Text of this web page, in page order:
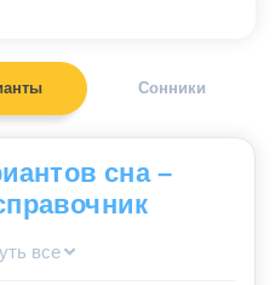
Сонники
сна –
все